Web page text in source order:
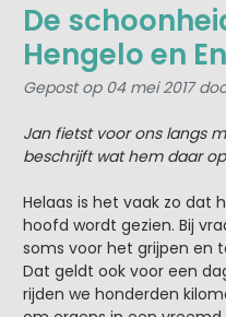
De
Hengelo en
Gepost op 04 mei 2017
Jan fietst voor ons langs
beschrijft wat hem daar
Helaas is het vaak zo dat
hoofd wordt gezien. Bij
soms voor het grijpen en
Dat geldt ook voor een
rijden we honderden